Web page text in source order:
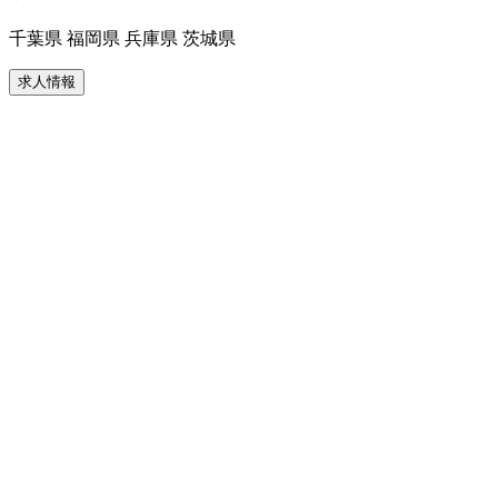
千葉県 福岡県 兵庫県 茨城県
求人情報